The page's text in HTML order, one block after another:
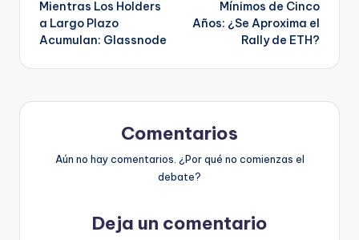
entradas
Mientras Los Holders
a Largo Plazo
Acumulan: Glassnode
Mínimos de Cinco
Años: ¿Se Aproxima el
Rally de ETH?
Comentarios
Aún no hay comentarios. ¿Por qué no comienzas el
debate?
Deja un comentario